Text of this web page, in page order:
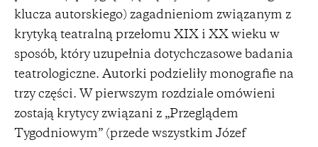
klucza autorskiego) zagadnieniom związanym z
krytyką teatralną przełomu XIX i XX wieku w
sposób, który uzupełnia dotychczasowe badania
teatrologiczne. Autorki podzieliły monografie na
trzy części. W pierwszym rozdziale omówieni
zostają krytycy związani z „Przeglądem
Tygodniowym” (przede wszystkim Józef